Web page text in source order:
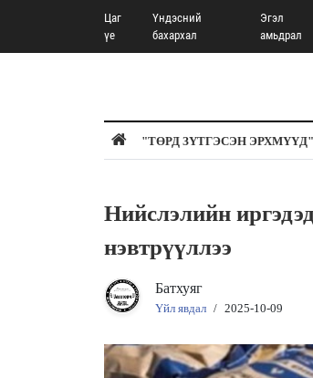
Цаг
үе
Үндэсний
бахархал
Эгэл
амьдрал
"ТӨРД ЗҮТГЭСЭН
Нийслэлийн
нэвтрүүллээ
Батхуяг
Үйл явдал / 2025-10-09